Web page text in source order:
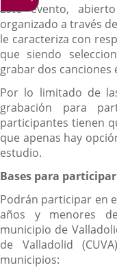
Este evento,
organizado a través
le caracteriza con
que siendo
grabar dos
Por lo limitado de
grabación para
participantes tienen
que apenas hay
estudio.
Bases para participar
Podrán participar en
años y menores
municipio de
de Valladolid
municipios: